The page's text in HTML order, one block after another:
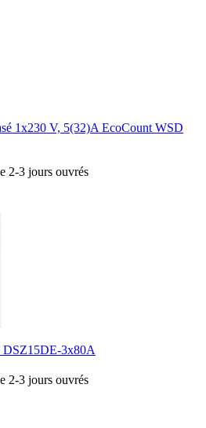
1x230 V, 5(32)A EcoCount WSD
2-3 jours ouvrés
DSZ15DE-3x80A
2-3 jours ouvrés